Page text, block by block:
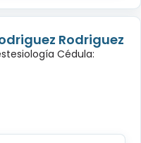
Rodriguez
Cédula: